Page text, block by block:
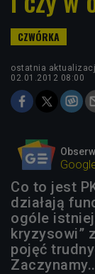
ostatnia
02.01.2012 08:00
Co to jest
działają
ogóle
kryzysowi”
pojęć